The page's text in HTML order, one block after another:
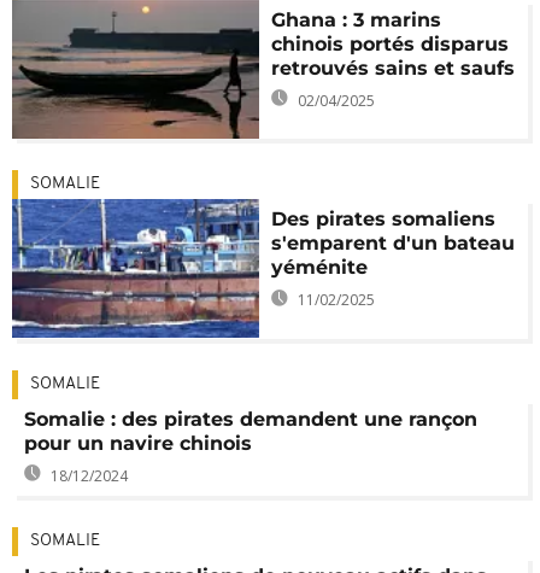
Ghana : 3 marins
chinois portés disparus
retrouvés sains et saufs
02/04/2025
SOMALIE
Des pirates somaliens
s'emparent d'un bateau
yéménite
11/02/2025
SOMALIE
Somalie : des pirates demandent une rançon
pour un navire chinois
18/12/2024
SOMALIE